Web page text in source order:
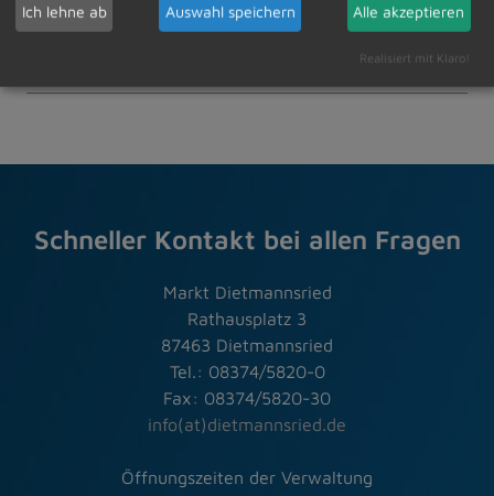
Amtliche Bekanntmachungen
Schneller Kontakt bei allen Fragen
Markt Dietmannsried
Rathausplatz 3
87463 Dietmannsried
Tel.: 08374/5820-0
Fax: 08374/5820-30
info(at)dietmannsried.de
Öffnungszeiten der Verwaltung
Ich lehne ab Auswahl speichern Alle akzeptieren
Realisiert mit Klaro!